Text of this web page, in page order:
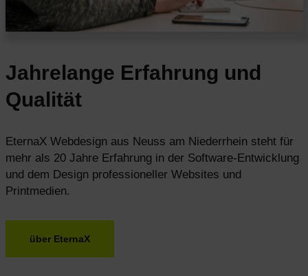
Jahrelange Erfahrung und
Qualität
EternaX Webdesign aus Neuss am Niederrhein steht für
mehr als 20 Jahre Erfahrung in der Software-Entwicklung
und dem Design professioneller Websites und
Printmedien.
über EternaX